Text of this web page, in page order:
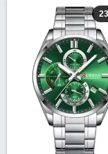
23